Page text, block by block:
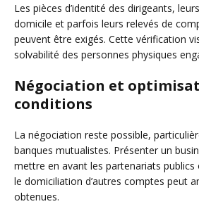
Les pièces d’identité des dirigeants,
domicile et parfois leurs relevés de
peuvent être exigés. Cette vérification
solvabilité des personnes physiques
Négociation et
conditions
La négociation reste possible,
banques mutualistes. Présenter un
mettre en avant les partenariats
le domiciliation d’autres comptes peut
obtenues.